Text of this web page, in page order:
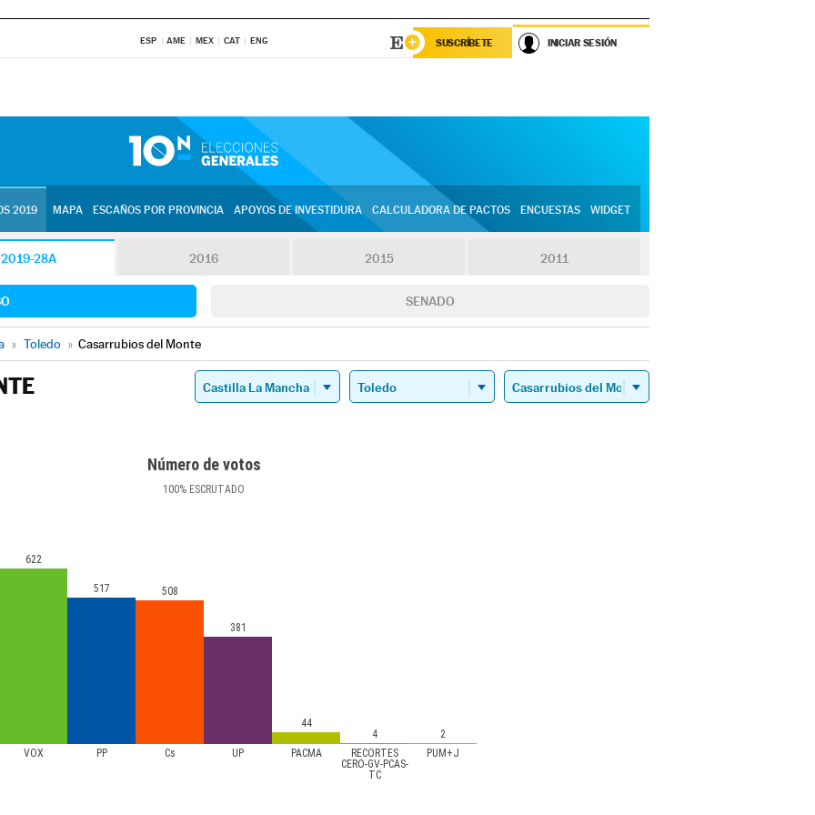
ESP AME MEX CAT ENG SUSCRÍBETE INICIAR SESIÓN
2019 MAPA ESCAÑOS POR PROVINCIA APOYOS DE INVESTIDURA CALCULADORA DE PACTOS ENCUESTAS WIDGET
2019-28A 2016 2015 2011
SENADO
» Toledo » Casarrubios del Monte
Número de votos
100% ESCRUTADO
VOX PP Cs UP PACMA
RECORTES
CERO-GV-PCAS-
TC
PUM+J
622
517 508
381
44
4
2